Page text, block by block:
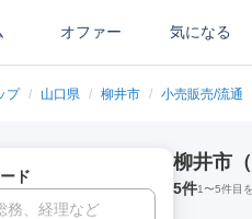
オファー 気になる
プ / 山口県 / 柳井市 / 小売販売/流通
ド
柳井市
5件1〜5件目